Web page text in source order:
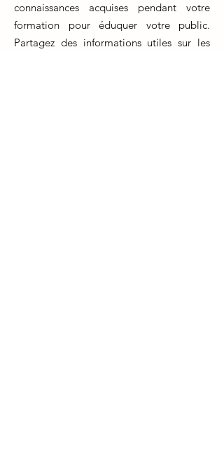
connaissances acquises pendant votre
formation pour éduquer votre public.
Partagez des informations utiles sur les